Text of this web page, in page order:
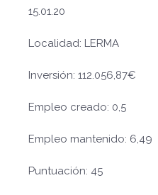
15.01.20
Localidad: LERMA
Inversión: 112.056,87€
Empleo creado: 0,5
Empleo mantenido: 6,49
Puntuación: 45